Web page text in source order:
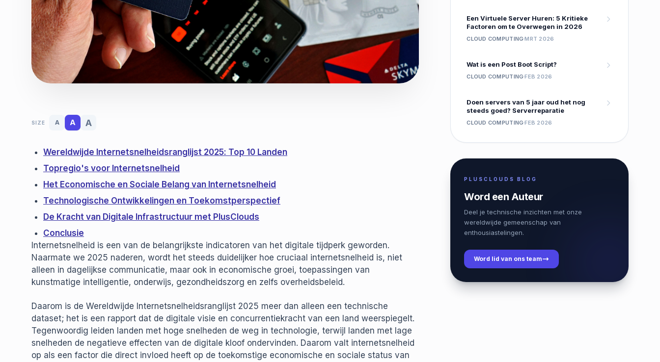
SIZE A A A
Wereldwijde Internetsnelheidsranglijst 2025: Top 10 Landen
Topregio's voor Internetsnelheid
Het Economische en Sociale Belang van Internetsnelheid
Technologische Ontwikkelingen en Toekomstperspectief
De Kracht van Digitale Infrastructuur met PlusClouds
Conclusie
Internetsnelheid is een van de belangrijkste indicatoren van het digitale tijdperk geworden.
Naarmate we 2025 naderen, wordt het steeds duidelijker hoe cruciaal internetsnelheid is, niet
alleen in dagelijkse communicatie, maar ook in economische groei, toepassingen van
kunstmatige intelligentie, onderwijs, gezondheidszorg en zelfs overheidsbeleid.
Daarom is de Wereldwijde Internetsnelheidsranglijst 2025 meer dan alleen een technische
dataset; het is een rapport dat de digitale visie en concurrentiekracht van een land weerspiegelt.
Tegenwoordig leiden landen met hoge snelheden de weg in technologie, terwijl landen met lage
snelheden de negatieve effecten van de digitale kloof ondervinden. Daarom valt internetsnelheid
op als een factor die direct invloed heeft op de toekomstige economische en sociale status van
Een Virtuele Server Huren: 5 Kritieke
Factoren om te Overwegen in 2026
CLOUD COMPUTINGMRT 2026
Wat is een Post Boot Script?
CLOUD COMPUTINGFEB 2026
Doen servers van 5 jaar oud het nog
steeds goed? Serverreparatie
CLOUD COMPUTINGFEB 2026
PLUSCLOUDS BLOG
Word een Auteur
Deel je technische inzichten met onze
wereldwijde gemeenschap van
enthousiastelingen.
Word lid van ons team